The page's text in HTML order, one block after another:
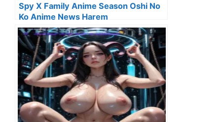
Spy X Family Anime Season Oshi No
Ko Anime News Harem